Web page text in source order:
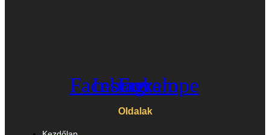
Facebook
Instagram
Envelope
Oldalak